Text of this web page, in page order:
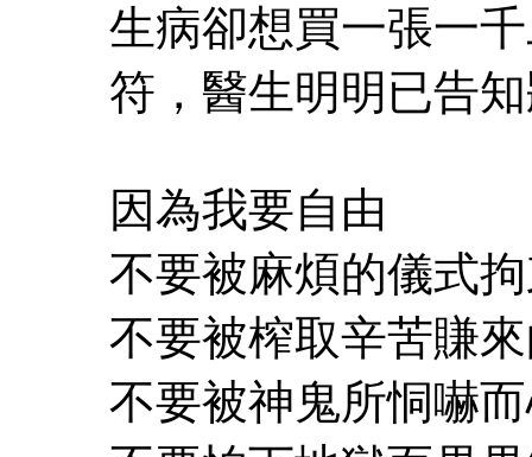
生病卻想買一張一
符，醫生明明已告
因為我要自由
不要被麻煩的儀式
不要被榨取辛苦賺
不要被神鬼所恫嚇